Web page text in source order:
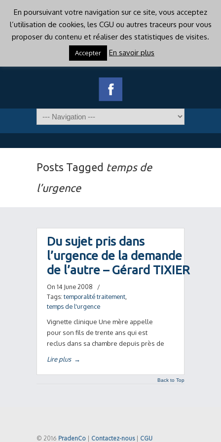
Posts Tagged temps de
l’urgence
Du sujet pris dans
l’urgence de la demande
de l’autre – Gérard TIXIER
On 14 June 2008
/
Tags: temporalité traitement
temps de l'urgence
Vignette clinique Une mère appelle
pour son fils de trente ans qui est
reclus dans sa chambre depuis près de
Lire plus →
Back to Top
© 2016 PradenCo Contactez-nous| CGU
En poursuivant votre navigation sur ce site, vous acceptez
l’utilisation de cookies, les CGU ou autres traceurs pour vous
proposer du contenu et réaliser des statistiques de visites.
Accepter En savoir plus